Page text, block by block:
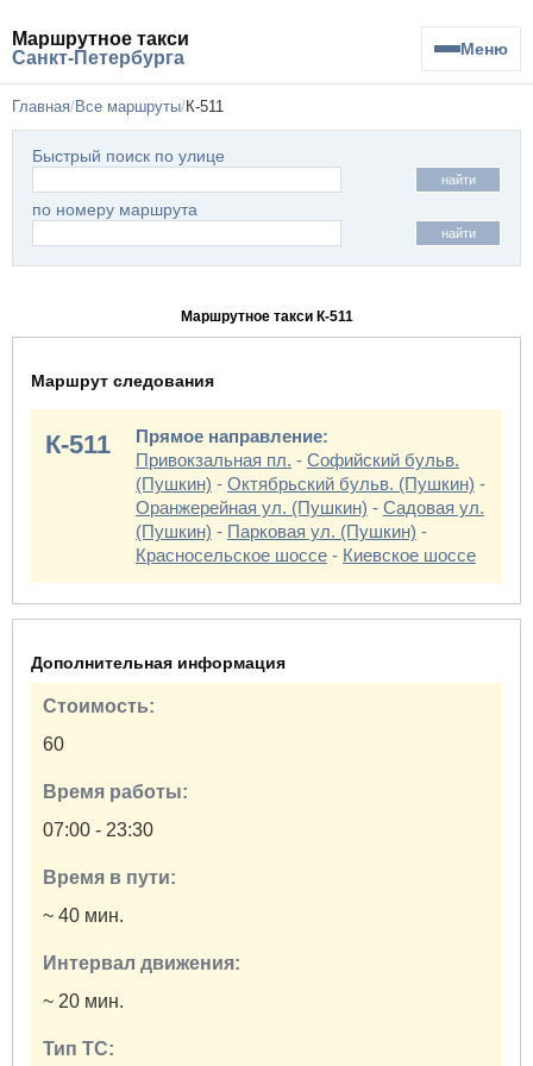
Маршрутное такси
Санкт-Петербурга
Меню
Главная Все маршруты К-511
Быстрый поиск по улице
найти
по номеру маршрута
найти
Маршрутное такси К-511
Маршрут следования
К-511
Прямое направление:
Привокзальная пл. - Софийский бульв.
(Пушкин) - Октябрьский бульв. (Пушкин) -
Оранжерейная ул. (Пушкин) - Садовая ул.
(Пушкин) - Парковая ул. (Пушкин) -
Красносельское шоссе - Киевское шоссе
Дополнительная информация
Стоимость:
60
Время работы:
07:00 - 23:30
Время в пути:
~ 40 мин.
Интервал движения:
~ 20 мин.
Тип ТС: